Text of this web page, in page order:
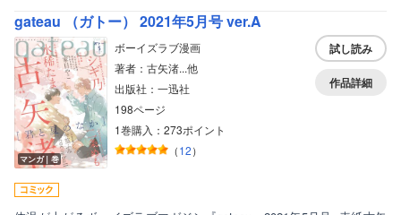
gateau （ガトー） 2021年5月号 ver.A
マンガ｜巻
ボーイズラブ漫画
著者：古矢渚...他
出版社：一迅社
198ページ
1巻購入：273ポイント
（12）
試し読み
作品詳細